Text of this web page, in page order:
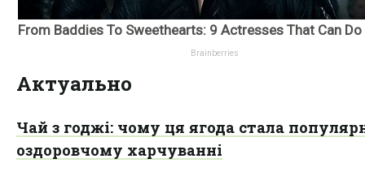
Актуально
Чай з годжі: чому ця ягода стала
оздоровчому харчуванні